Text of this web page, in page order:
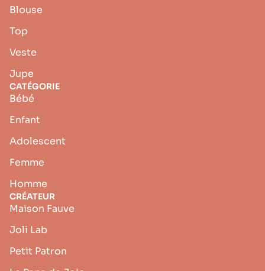
Blouse
Top
Veste
Jupe
CATÉGORIE
Bébé
Enfant
Adolescent
Femme
Homme
CRÉATEUR
Maison Fauve
Joli Lab
Petit Patron